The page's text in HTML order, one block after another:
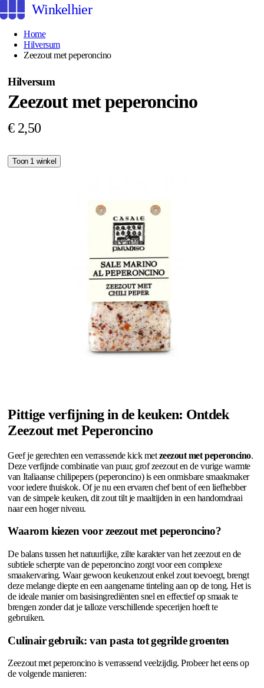
Winkelhier
Home
Hilversum
Zeezout met peperoncino
Hilversum
Zeezout met peperoncino
€ 2,50
Toon 1 winkel
Pittige verfijning in de keuken: Ontdek
Zeezout met Peperoncino
Geef je gerechten een verrassende kick metzeezout met peperoncino.
Deze verfijnde combinatie van puur, grof zeezout en de vurige warmte
van Italiaanse chilipepers (peperoncino) is een onmisbare smaakmaker
voor iedere thuiskok. Of je nu een ervaren chef bent of een liefhebber
van de simpele keuken, dit zout tilt je maaltijden in een handomdraai
naar een hoger niveau.
Waarom kiezen voor zeezout met peperoncino?
De balans tussen het natuurlijke, zilte karakter van het zeezout en de
subtiele scherpte van de peperoncino zorgt voor een complexe
smaakervaring. Waar gewoon keukenzout enkel zout toevoegt, brengt
deze melange diepte en een aangename tinteling aan op de tong. Het is
de ideale manier om basisingrediënten snel en effectief op smaak te
brengen zonder dat je talloze verschillende specerijen hoeft te
gebruiken.
Culinair gebruik: van pasta tot gegrilde groenten
Zeezout met peperoncino is verrassend veelzijdig. Probeer het eens op
de volgende manieren: